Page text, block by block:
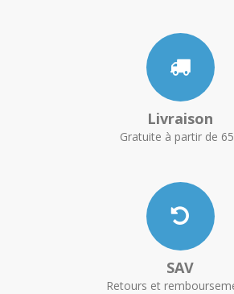
Livraison
Gratuite à partir de
SAV
Retours et